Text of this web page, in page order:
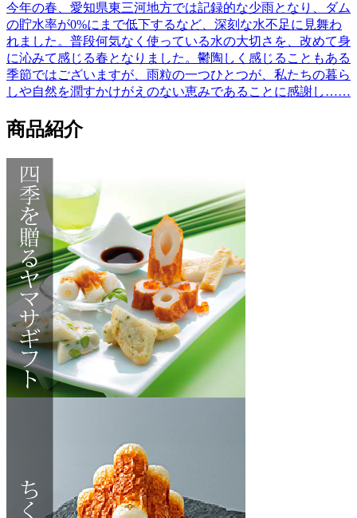
今年の春、愛知県東三河地方では記録的な少雨となり、ダム
の貯水率が0%にまで低下するなど、深刻な水不足に見舞わ
れました。普段何気なく使っている水の大切さを、改めて身
に沁みて感じる春となりました。鬱陶しく感じることもある
季節ではございますが、雨粒の一つひとつが、私たちの暮ら
しや自然を潤すかけがえのない恵みであることに感謝し……
商品紹介